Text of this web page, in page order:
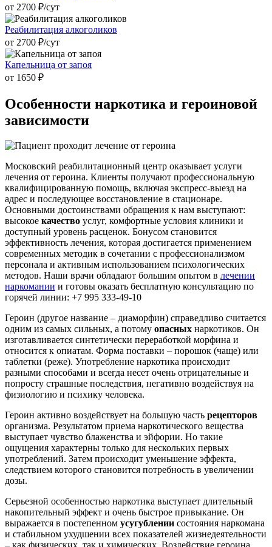
от 2700 ₽/cут
Реабилитация алкоголиков
от 2700 ₽/cут
Капельница от запоя
от 1650 ₽
Особенности наркотика и героиновой
зависимости
Московский реабилитационный центр оказывает услуги
лечения от героина. Клиенты получают профессиональную
квалифицированную помощь, включая экспресс-выезд на
адрес и последующее восстановление в стационаре.
Основными достоинствами обращения к нам выступают:
высокое качество услуг, комфортные условия клиники и
доступный уровень расценок. Бонусом становится
эффективность лечения, которая достигается применением
современных методик в сочетании с профессионализмом
персонала и активным использованием психологических
методов. Наши врачи обладают большим опытом в лечении
наркомании и готовы оказать бесплатную консультацию по
горячей линии: +7 995 333-49-10
Героин (другое название – диаморфин) справедливо считается
одним из самых сильных, а потому опасных наркотиков. Он
изготавливается синтетически переработкой морфина и
относится к опиатам. Форма поставки – порошок (чаще) или
таблетки (реже). Употребление наркотика происходит
разными способами и всегда несет очень отрицательные и
попросту страшные последствия, негативно воздействуя на
физиологию и психику человека.
Героин активно воздействует на большую часть рецепторов
организма. Результатом приема наркотического вещества
выступает чувство блаженства и эйфории. Но такие
ощущения характерны только для нескольких первых
употреблений. Затем происходит уменьшение эффекта,
следствием которого становится потребность в увеличении
дозы.
Серьезной особенностью наркотика выступает длительный
накопительный эффект и очень быстрое привыкание. Он
выражается в постепенном усугублении состояния наркомана
и стабильном ухудшении всех показателей жизнедеятельности